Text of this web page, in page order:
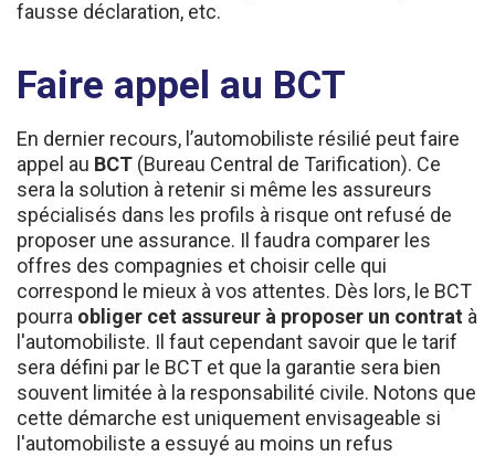
Faire appel au BCT
En dernier recours, l’automobiliste résilié peut faire
appel auBCT(Bureau Central de Tarification). Ce
sera la solution à retenir si même les assureurs
spécialisés dans les profils à risque ont refusé de
proposer une assurance. Il faudra comparer les
offres des compagnies et choisir celle qui
correspond le mieux à vos attentes. Dès lors, le BCT
pourraobliger cet assureur à proposer un contratà
l'automobiliste. Il faut cependant savoir que le tarif
sera défini par le BCT et que la garantie sera bien
souvent limitée à la responsabilité civile. Notons que
cette démarche est uniquement envisageable si
l'automobiliste a essuyé au moins un refus
d'assurance notifié via un courrier.